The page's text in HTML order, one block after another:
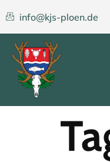
info@kjs-ploen.de